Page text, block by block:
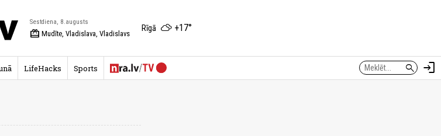
Sestdiena, 8.augusts
redeem Mudīte, Vladislava, Vladislavs
Rīgā +17°
search login
LifeHacks Sports